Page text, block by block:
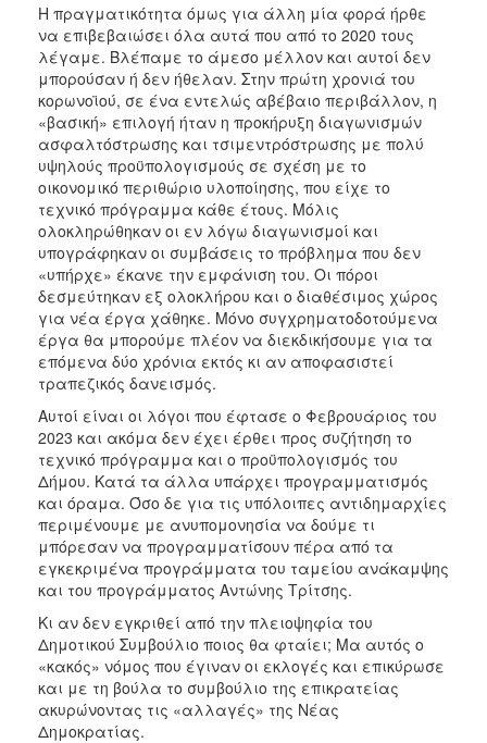
Η πραγματικότητα όμως για άλλη μία φορά ήρθε
να επιβεβαιώσει όλα αυτά που από το 2020 τους
λέγαμε. Βλέπαμε το άμεσο μέλλον και αυτοί δεν
μπορούσαν ή δεν ήθελαν. Στην πρώτη χρονιά του
κορωνοϊού, σε ένα εντελώς αβέβαιο περιβάλλον, η
«βασική» επιλογή ήταν η προκήρυξη διαγωνισμών
ασφαλτόστρωσης και τσιμεντρόστρωσης με πολύ
υψηλούς προϋπολογισμούς σε σχέση με το
οικονομικό περιθώριο υλοποίησης, που είχε το
τεχνικό πρόγραμμα κάθε έτους. Μόλις
ολοκληρώθηκαν οι εν λόγω διαγωνισμοί και
υπογράφηκαν οι συμβάσεις το πρόβλημα που δεν
«υπήρχε» έκανε την εμφάνιση του. Οι πόροι
δεσμεύτηκαν εξ ολοκλήρου και ο διαθέσιμος χώρος
για νέα έργα χάθηκε. Μόνο συγχρηματοδοτούμενα
έργα θα μπορούμε πλέον να διεκδικήσουμε για τα
επόμενα δύο χρόνια εκτός κι αν αποφασιστεί
τραπεζικός δανεισμός.
Αυτοί είναι οι λόγοι που έφτασε ο Φεβρουάριος του
2023 και ακόμα δεν έχει έρθει προς συζήτηση το
τεχνικό πρόγραμμα και ο προϋπολογισμός του
Δήμου. Κατά τα άλλα υπάρχει προγραμματισμός
και όραμα. Όσο δε για τις υπόλοιπες αντιδημαρχίες
περιμένουμε με ανυπομονησία να δούμε τι
μπόρεσαν να προγραμματίσουν πέρα από τα
εγκεκριμένα προγράμματα του ταμείου ανάκαμψης
και του προγράμματος Αντώνης Τρίτσης.
Κι αν δεν εγκριθεί από την πλειοψηφία του
Δημοτικού Συμβούλιο ποιος θα φταίει; Μα αυτός ο
«κακός» νόμος που έγιναν οι εκλογές και επικύρωσε
και με τη βούλα το συμβούλιο της επικρατείας
ακυρώνοντας τις «αλλαγές» της Νέας
Δημοκρατίας.